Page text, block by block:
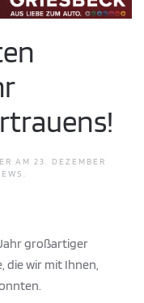
AM 23. DEZEMBER
.
großartiger
die wir mit Ihnen,